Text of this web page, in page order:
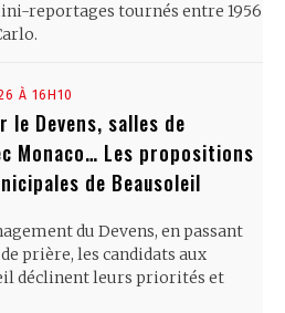
reportages tournés entre 1956
À 16H10
Devens, salles de
Monaco… Les propositions
de Beausoleil
du Devens, en passant
prière, les candidats aux
déclinent leurs priorités et